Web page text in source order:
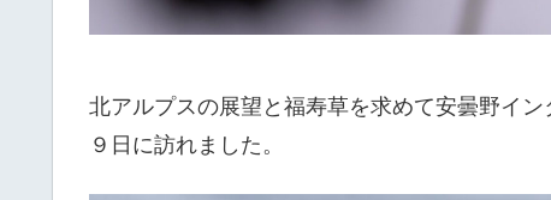
北アルプスの展望と福寿草を求めて安曇野イ
９日に訪れました。